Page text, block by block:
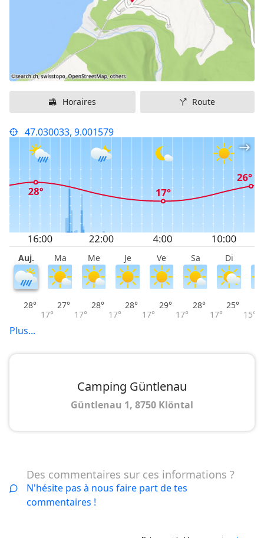
Horaires Route
47.030033, 9.001579
Auj. Ma Me Je Ve Sa Di
28°
17°
27°
17°
28°
17°
28°
17°
29°
17°
28°
17°
25°
15°
Plus...
Camping Güntlenau
Güntlenau 1, 8750 Klöntal
Des commentaires sur ces informations ?
N'hésite pas à nous faire part de tes
commentaires !